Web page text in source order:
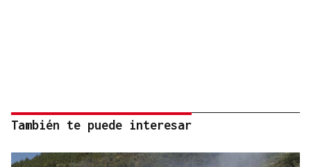
También te puede interesar